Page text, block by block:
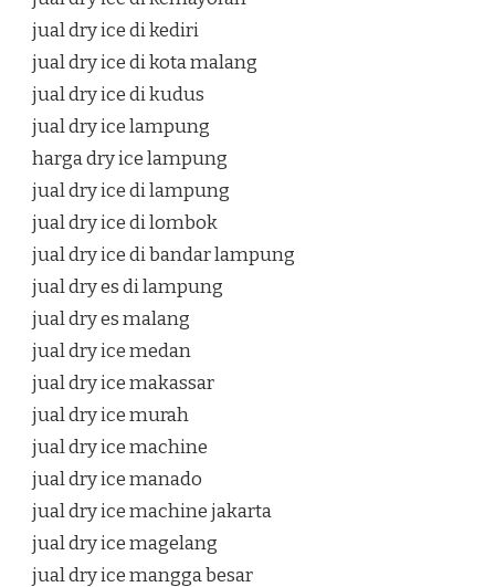
jual dry ice di kediri
jual dry ice di kota malang
jual dry ice di kudus
jual dry ice lampung
harga dry ice lampung
jual dry ice di lampung
jual dry ice di lombok
jual dry ice di bandar lampung
jual dry es di lampung
jual dry es malang
jual dry ice medan
jual dry ice makassar
jual dry ice murah
jual dry ice machine
jual dry ice manado
jual dry ice machine jakarta
jual dry ice magelang
jual dry ice mangga besar